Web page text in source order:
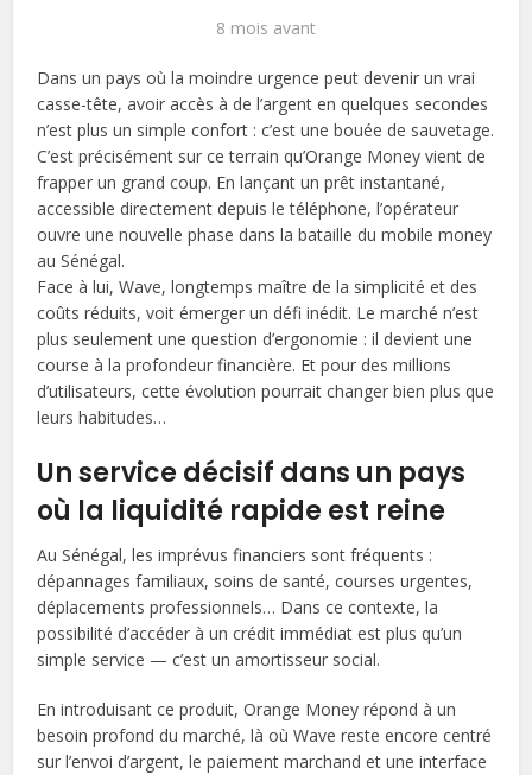
8 mois avant
Dans un pays où la moindre urgence peut devenir un vrai
casse-tête, avoir accès à de l’argent en quelques secondes
n’est plus un simple confort : c’est une bouée de sauvetage.
C’est précisément sur ce terrain qu’Orange Money vient de
frapper un grand coup. En lançant un prêt instantané,
accessible directement depuis le téléphone, l’opérateur
ouvre une nouvelle phase dans la bataille du mobile money
au Sénégal.
Face à lui, Wave, longtemps maître de la simplicité et des
coûts réduits, voit émerger un défi inédit. Le marché n’est
plus seulement une question d’ergonomie : il devient une
course à la profondeur financière. Et pour des millions
d’utilisateurs, cette évolution pourrait changer bien plus que
leurs habitudes…
Un service décisif dans un pays
où la liquidité rapide est reine
Au Sénégal, les imprévus financiers sont fréquents :
dépannages familiaux, soins de santé, courses urgentes,
déplacements professionnels… Dans ce contexte, la
possibilité d’accéder à un crédit immédiat est plus qu’un
simple service — c’est un amortisseur social.
En introduisant ce produit, Orange Money répond à un
besoin profond du marché, là où Wave reste encore centré
sur l’envoi d’argent, le paiement marchand et une interface